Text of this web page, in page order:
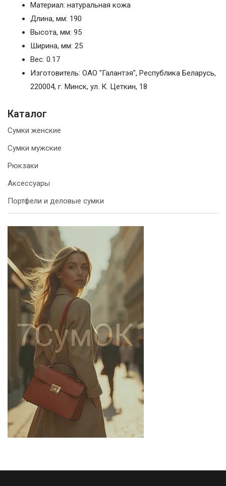
Материал: натуральная кожа
Длина, мм: 190
Высота, мм: 95
Ширина, мм: 25
Вес: 0.17
Изготовитель: ОАО "Галантэя", Республика Беларусь,
220004, г. Минск, ул. К. Цеткин, 18
Каталог
Сумки женские
Сумки мужские
Рюкзаки
Аксессуары
Портфели и деловые сумки